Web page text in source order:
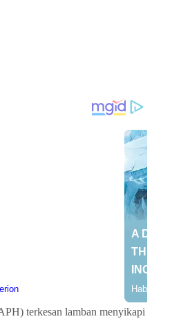
terkesan lamban menyikapi